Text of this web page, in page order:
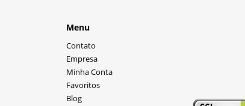
Menu
Contato
Empresa
Minha Conta
Favoritos
Blog